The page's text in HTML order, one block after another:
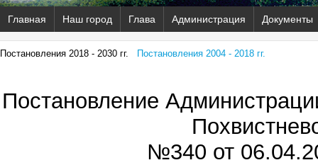
Главная Наш город Глава Администрация Документы
Постановления 2018 - 2030 гг. Постановления 2004 - 2018 гг.
Постановление
№340 от